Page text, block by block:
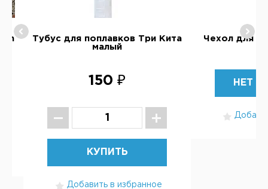
Тубус для поплавков Три Кита
малый
150 ₽
КУПИТЬ
Добавить в избранное
Чехол для
НЕТ В